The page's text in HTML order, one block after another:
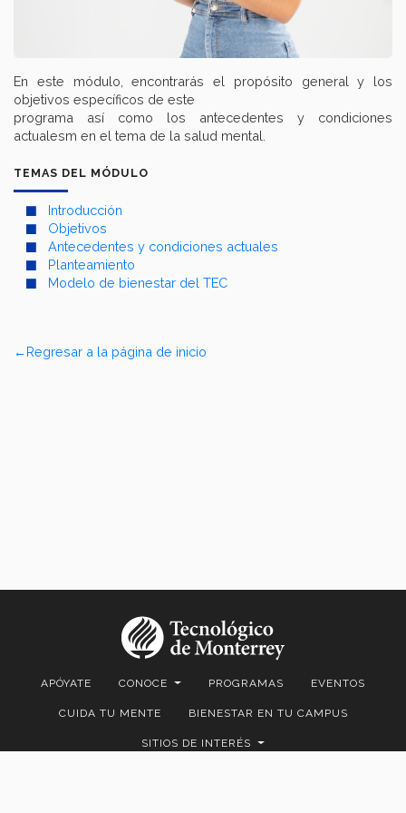
En este módulo, encontrarás el propósito general y los
objetivos específicos de este
programa así como los antecedentes y condiciones
actualesm en el tema de la salud mental.
TEMAS DEL MÓDULO
Introducción
Objetivos
Antecedentes y condiciones actuales
Planteamiento
Modelo de bienestar del TEC
←Regresar a la página de inicio
APÓYATE CONOCE PROGRAMAS EVENTOS
CUIDA TU MENTE BIENESTAR EN TU CAMPUS
SITIOS DE INTERÉS